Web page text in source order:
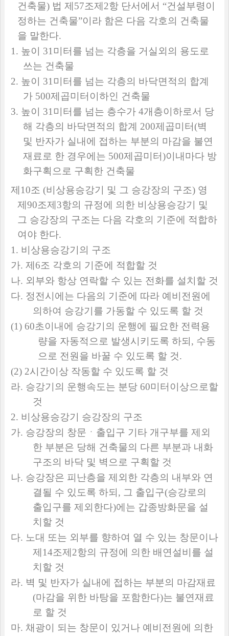
건축물) 법 제 57조제 2항 단서에서 “건설부령이
정하는 건축물”이라 함은 다음 각호의 건축물
을 말한다.
1. 높이 31 미터를 넘는 각층을 거실외의 용도로
쓰는 건축물
2. 높이 31 미터를 넘는 각층의 바닥면적의 합계
가 500제곱미터이하인 건축물
3. 높이 31 미터를 넘는 층수가 4개층이하로서 당
해 각층의 바닥면적의 합계 200제곱미터 (벽
및 반자가 실내에 접하는 부분의 마감을 불연
재료로 한 경우에는 500제곱미터)이내마다 방
화구획으로 구획한 건축물
제10조 (비상용승강기 및 그 승강장의 구조) 영
제90조제3항의 규정에 의한 비상용승강기 및
그 승강장의 구조는 다음 각호의 기준에 적합하
여야 한다.
1. 비상용승강기의 구조
가. 제6조 각호의 기준에 적합할 것
나. 외부와 항상 연락할 수 있는 전화를 설치할 것
다. 정전시에는 다음의 기준에 따라 예비전원에
의하여 승강기를 가동할 수 있도록 할 것
(1) 60초이내에 승강기의 운행에 필요한 전력용
량을 자동적으로 발생시키도록 하되, 수동
으로 전원을 바꿀 수 있도록 할 것.
(2) 2시간이상 작동할 수 있도록 할 것
라. 승강기의 운행속도는 분당 60미터이상으로할
것
2. 비상용승강기 승강장의 구조
가. 승강장의 창문ㆍ출입구 기타 개구부를 제외
한 부분은 당해 건축물의 다른 부분과 내화
구조의 바닥 및 벽으로 구획할 것
나. 승강장은 피난층을 제외한 각층의 내부와 연
결될 수 있도록 하되, 그 출입구(승강로의
출입구를 제외한다)에는 갑종방화문을 설
치할 것
다. 노대 또는 외부를 향하여 열 수 있는 창문이나
제14조제2항의 규정에 의한 배연설비를 설
치할 것
라. 벽 및 반자가 실내에 접하는 부분의 마감재료
(마감을 위한 바탕을 포함한다)는 불연재료
로 할 것
마. 채광이 되는 창문이 있거나 예비전원에 의한